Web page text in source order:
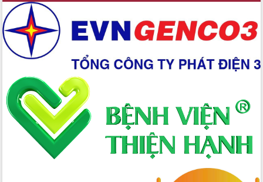
Đảm bảo cuộc bầu cử đại biểu Quốc
hội và đại biểu HĐND các cấp diễn ra
an toàn, hiệu quả, đúng quy định
Thủ tướng Chính phủ Phạm Minh Chính
kiểm tra, chỉ đạo hoàn thành các dự
án cao tốc và thăm khu tái định cư tại
Đắk Lắk
Sôi nổi Hội đua ngựa truyền thống Gò
Thì Thùng mừng Xuân Bính Ngọ 2026
Lãnh đạo tỉnh dâng hương tưởng niệm
tại Đập Đồng Cam đầu Xuân Bính Ngọ
Ngành nông nghiệp phấn đấu tăng
trưởng đạt 5,86% trong năm 2026